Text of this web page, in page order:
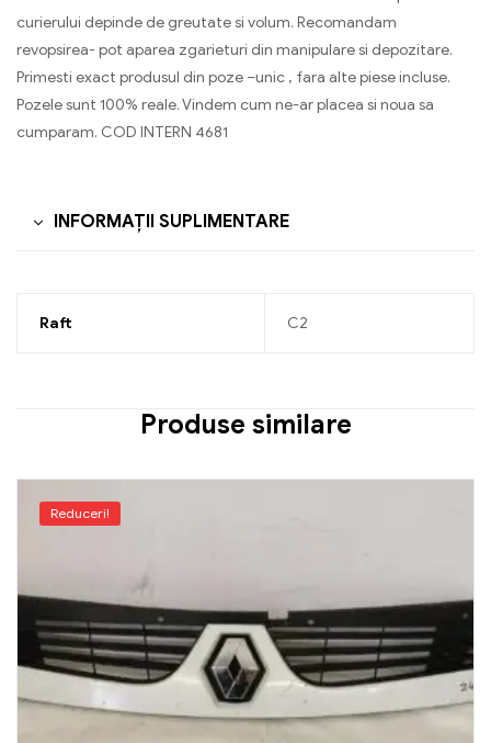
curierului depinde de greutate si volum. Recomandam
revopsirea- pot aparea zgarieturi din manipulare si depozitare.
Primesti exact produsul din poze –unic , fara alte piese incluse.
Pozele sunt 100% reale. Vindem cum ne-ar placea si noua sa
cumparam. COD INTERN 4681
INFORMAȚII SUPLIMENTARE
Raft C2
Produse similare
Reduceri!